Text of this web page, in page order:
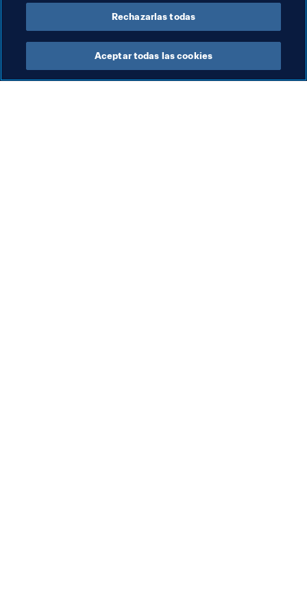
Rechazarlas todas
Aceptar todas las cookies